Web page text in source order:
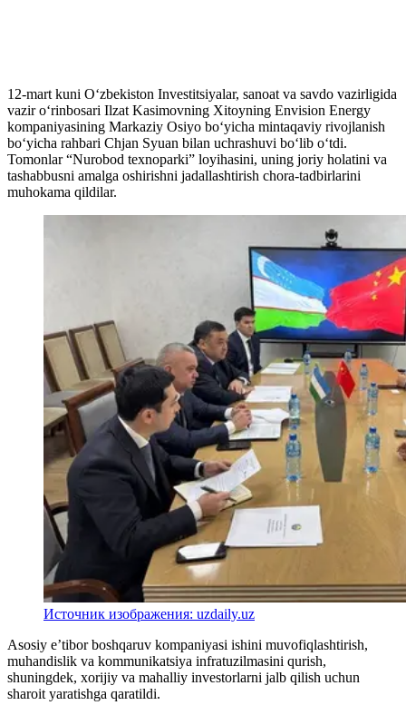
12-mart kuni O‘zbekiston Investitsiyalar, sanoat va savdo vazirligida
vazir o‘rinbosari Ilzat Kasimovning Xitoyning Envision Energy
kompaniyasining Markaziy Osiyo bo‘yicha mintaqaviy rivojlanish
bo‘yicha rahbari Chjan Syuan bilan uchrashuvi bo‘lib o‘tdi.
Tomonlar “Nurobod texnoparki” loyihasini, uning joriy holatini va
tashabbusni amalga oshirishni jadallashtirish chora-tadbirlarini
muhokama qildilar.
Источник изображения: uzdaily.uz
Asosiy e’tibor boshqaruv kompaniyasi ishini muvofiqlashtirish,
muhandislik va kommunikatsiya infratuzilmasini qurish,
shuningdek, xorijiy va mahalliy investorlarni jalb qilish uchun
sharoit yaratishga qaratildi.